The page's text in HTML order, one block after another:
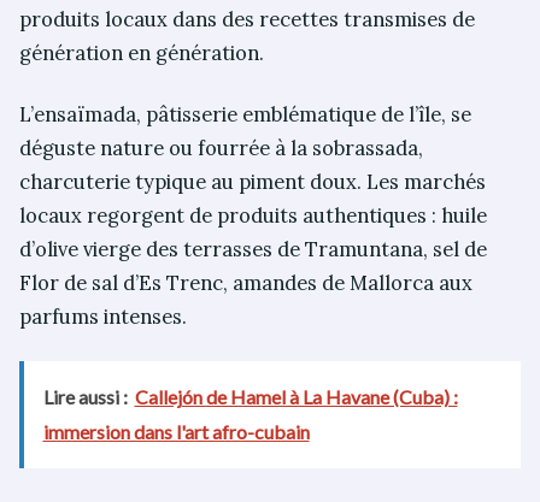
produits locaux dans des recettes transmises de
génération en génération.
L’ensaïmada, pâtisserie emblématique de l’île, se
déguste nature ou fourrée à la sobrassada,
charcuterie typique au piment doux. Les marchés
locaux regorgent de produits authentiques : huile
d’olive vierge des terrasses de Tramuntana, sel de
Flor de sal d’Es Trenc, amandes de Mallorca aux
parfums intenses.
Lire aussi : Callejón de Hamel à La Havane (Cuba) :
immersion dans l'art afro-cubain